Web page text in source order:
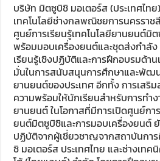
บริษัท มิตซูบิชิ มอเตอร์ส (ประเทศไท
เทคโนโลยีช่างกลพณิชยการนครราช
ศูนย์การเรียนรู้เทคโนโลยียานยนต์มิ
พร้อมมอบเครื่องยนต์และชุดส่งกำลั
เรียนรู้เชิงปฏิบัติและการฝึกอบรมด้า
มั่นในการสนับสนุนการศึกษาและพัฒ
ยานยนต์ของประเทศ อีกทั้ง การเสริม
ความพร้อมให้นักเรียนสำหรับการทำ
ยานยนต์ ในโอกาสที่มีการเปิดศูนย์กา
ยนต์มิตซูบิชิและการมอบเครื่องยนต์
ปฏิบัติจากผู้เชี่ยวชาญจากสถาบันกา
ชิ มอเตอร์ส ประเทศไทย และช่างเท